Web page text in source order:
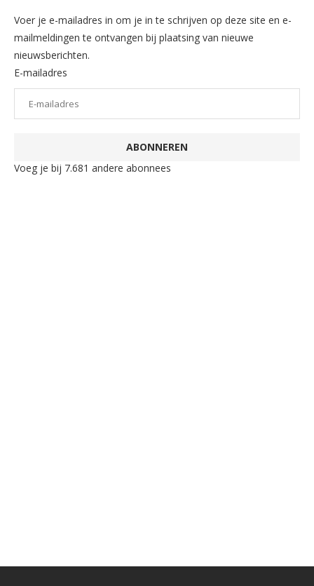
Voer je e-mailadres in om je in te schrijven op deze site en e-
mailmeldingen te ontvangen bij plaatsing van nieuwe
nieuwsberichten.
E-mailadres
ABONNEREN
Voeg je bij 7.681 andere abonnees